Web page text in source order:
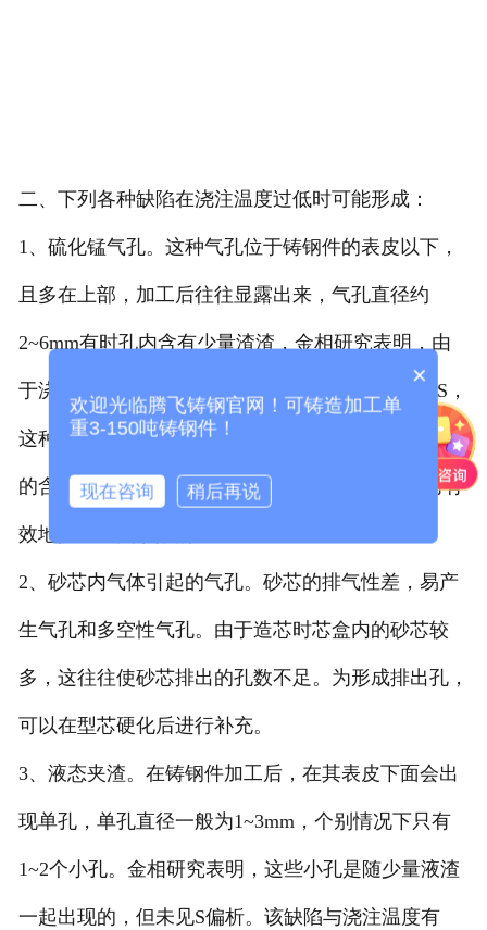
二、下列各种缺陷在浇注温度过低时可能形成：
1、硫化锰气孔。这种气孔位于铸钢件的表皮以下，
且多在上部，加工后往往显露出来，气孔直径约
2~6mm有时孔内含有少量渣渣，金相研究表明，由
于浇注温度低，同时钢液中可能含有大量的Mn和S，
这种缺陷是由于MnS偏析所致。适当的含硫量和适当
的含硫量(0.5%-0.65%)可显著提高钢水纯度，从而有
效地防止此类缺陷的产生。
2、砂芯内气体引起的气孔。砂芯的排气性差，易产
生气孔和多空性气孔。由于造芯时芯盒内的砂芯较
多，这往往使砂芯排出的孔数不足。为形成排出孔，
可以在型芯硬化后进行补充。
3、液态夹渣。在铸钢件加工后，在其表皮下面会出
现单孔，单孔直径一般为1~3mm，个别情况下只有
1~2个小孔。金相研究表明，这些小孔是随少量液渣
一起出现的，但未见S偏析。该缺陷与浇注温度有
×
欢迎光临腾飞铸钢官网！可铸造加工单
重3-150吨铸钢件！
现在咨询 稍后再说